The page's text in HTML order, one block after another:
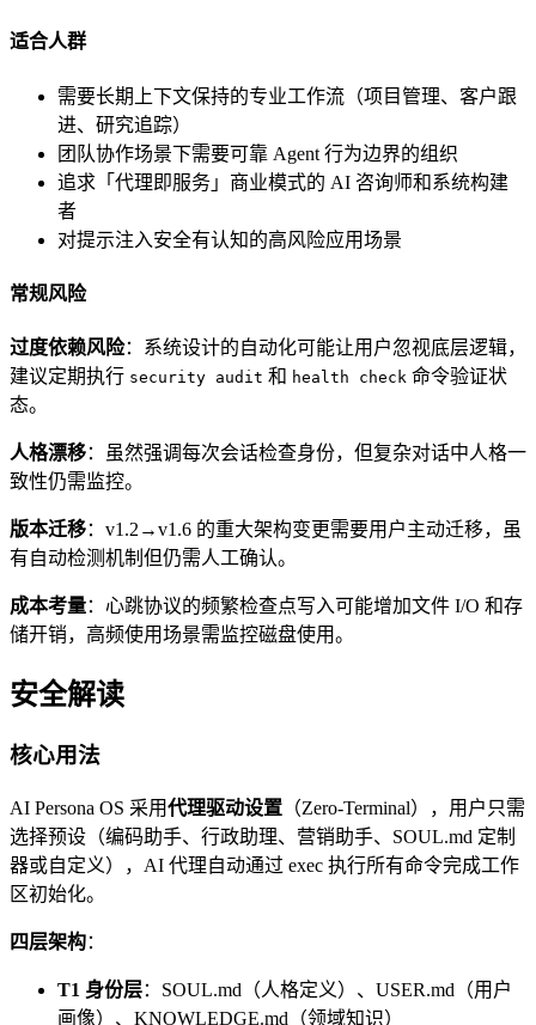
适合人群
需要长期上下文保持的专业工作流（项目管理、客户跟
进、研究追踪）
团队协作场景下需要可靠 Agent 行为边界的组织
追求「代理即服务」商业模式的 AI 咨询师和系统构建
者
对提示注入安全有认知的高风险应用场景
常规风险
过度依赖风险：系统设计的自动化可能让用户忽视底层逻辑，
建议定期执行 security audit 和 health check 命令验证状
态。
人格漂移：虽然强调每次会话检查身份，但复杂对话中人格一
致性仍需监控。
版本迁移：v1.2→v1.6 的重大架构变更需要用户主动迁移，虽
有自动检测机制但仍需人工确认。
成本考量：心跳协议的频繁检查点写入可能增加文件 I/O 和存
储开销，高频使用场景需监控磁盘使用。
安全解读
核心用法
AI Persona OS 采用代理驱动设置 （Zero-Terminal），用户只需
选择预设（编码助手、行政助理、营销助手、SOUL.md 定制
器或自定义），AI 代理自动通过 exec 执行所有命令完成工作
区初始化。
四层架构：
T1 身份层：SOUL.md（人格定义）、USER.md（用户
画像）、KNOWLEDGE.md（领域知识）